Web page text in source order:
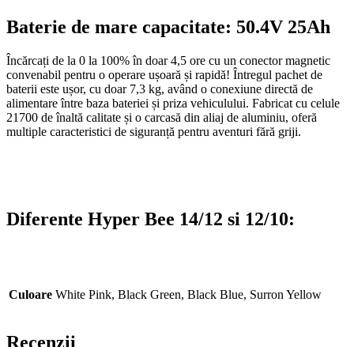
Baterie de mare capacitate: 50.4V 25Ah
Încărcați de la 0 la 100% în doar 4,5 ore cu un conector magnetic
convenabil pentru o operare ușoară și rapidă! Întregul pachet de
baterii este ușor, cu doar 7,3 kg, având o conexiune directă de
alimentare între baza bateriei și priza vehiculului. Fabricat cu celule
21700 de înaltă calitate și o carcasă din aliaj de aluminiu, oferă
multiple caracteristici de siguranță pentru aventuri fără griji.
Diferente Hyper Bee 14/12 si 12/10:
Culoare White Pink, Black Green, Black Blue, Surron Yellow
Recenzii